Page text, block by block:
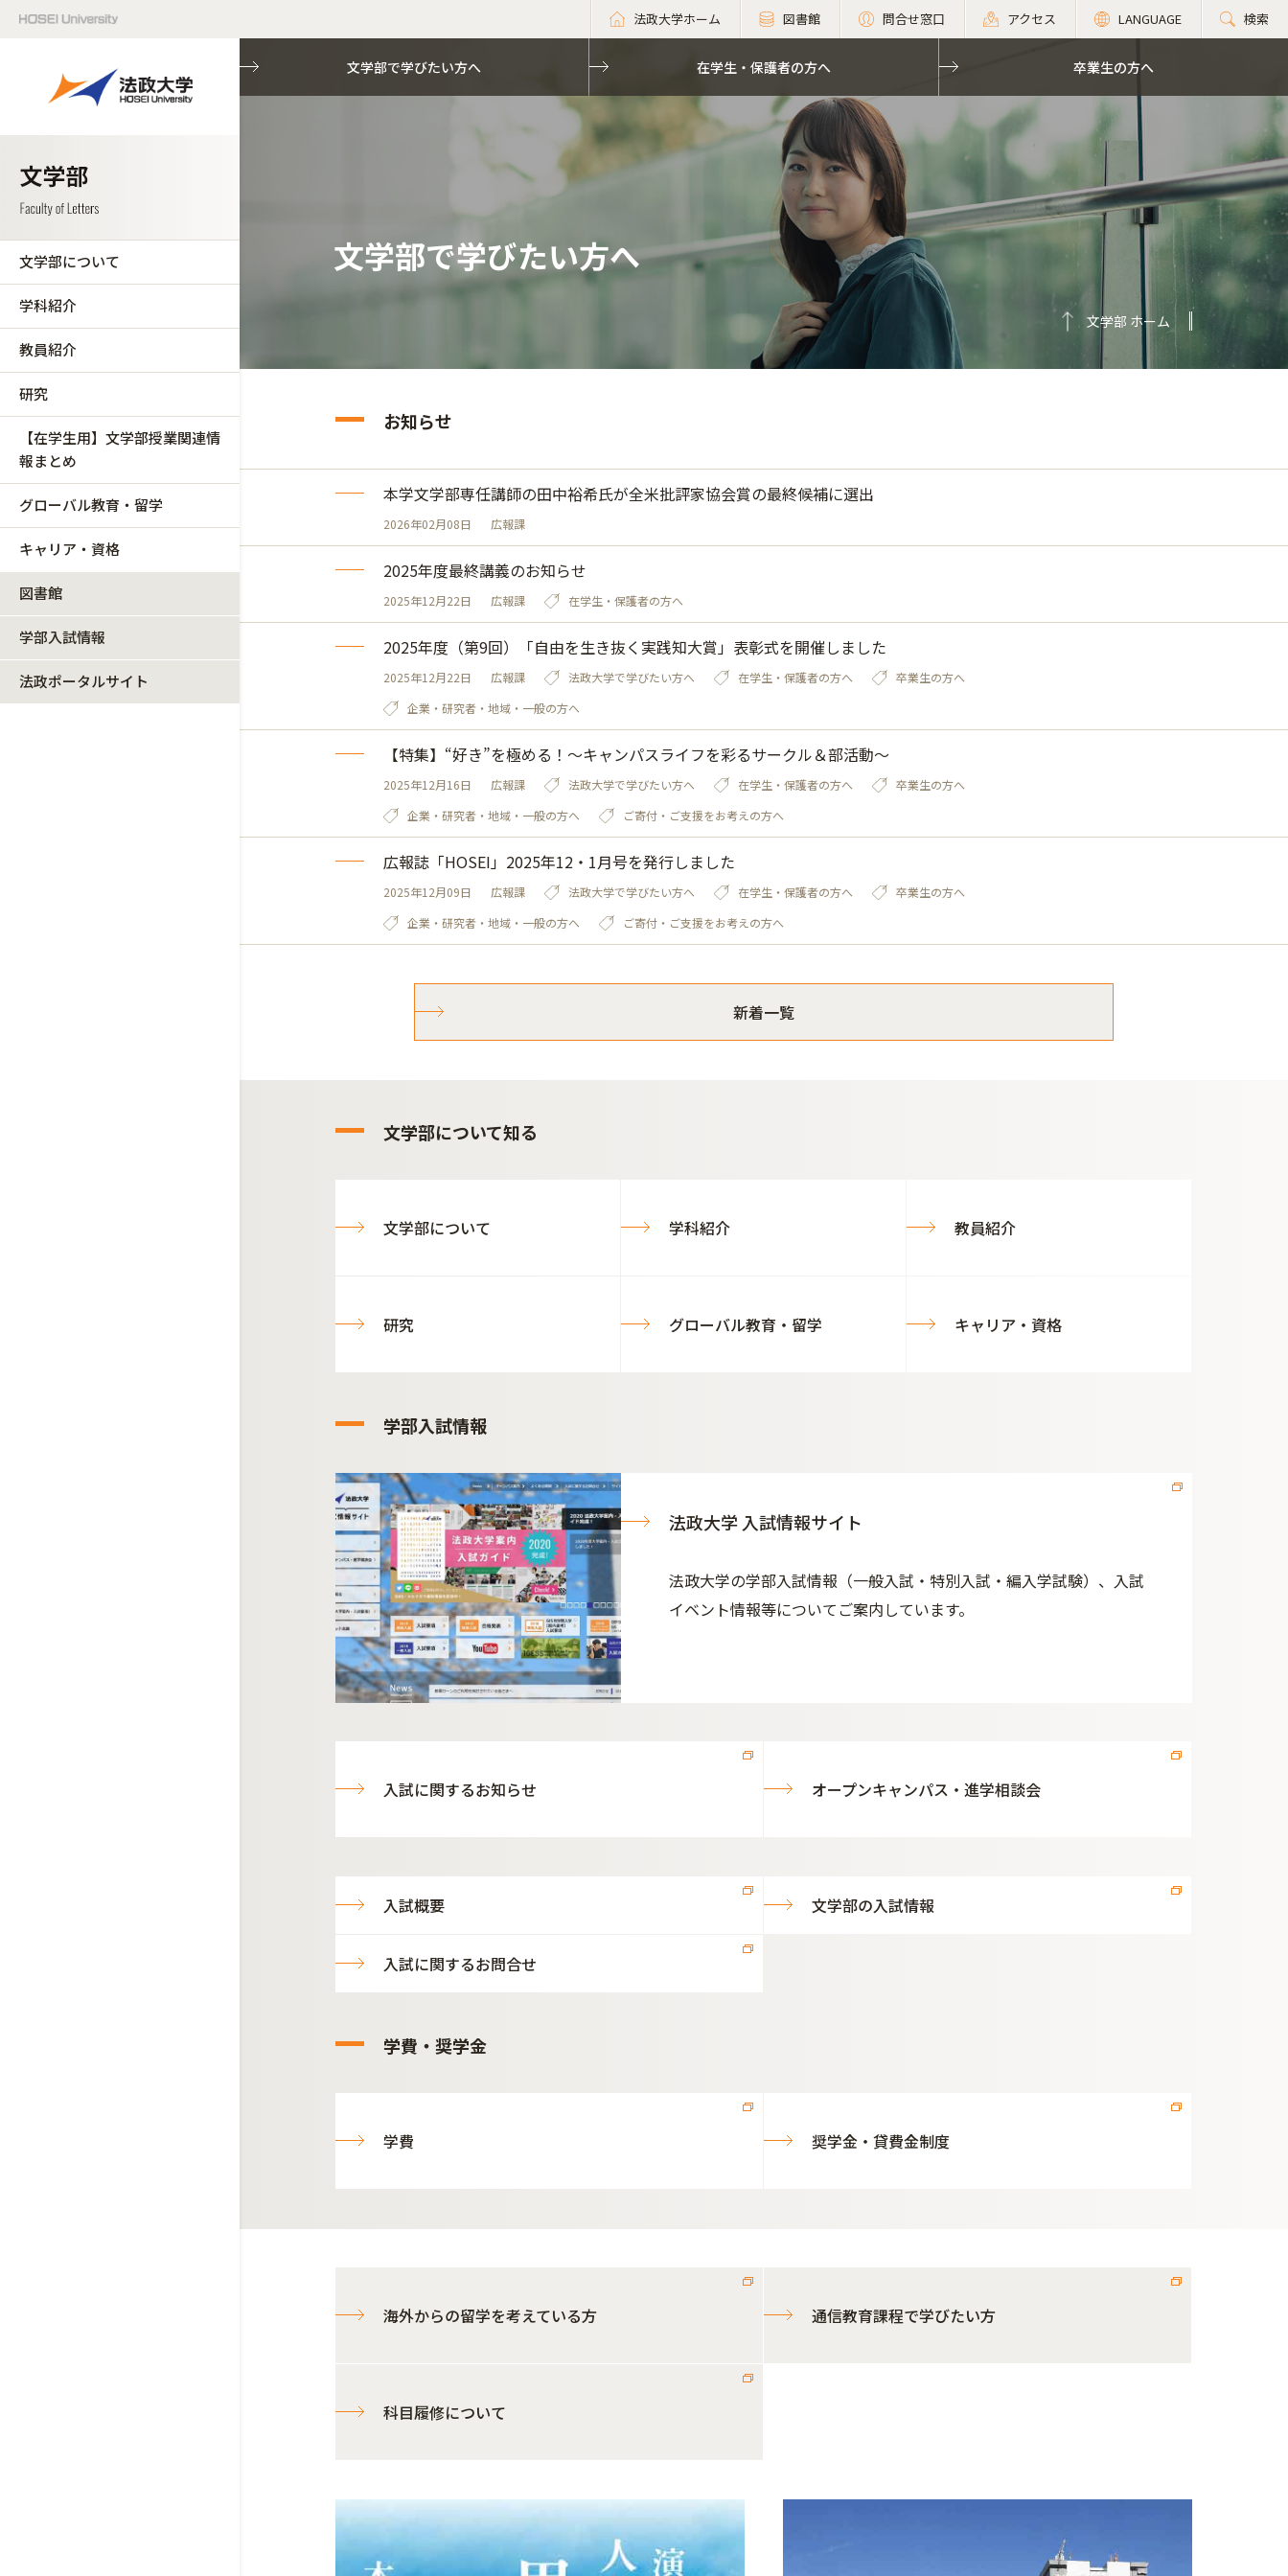
法政大学ホーム 図書館 問合せ窓口 アクセス LANGUAGE 検索
文学部について
学科紹介
教員紹介
研究
【在学生用】文学部授業関連情
報まとめ
グローバル教育・留学
キャリア・資格
図書館
学部入試情報
法政ポータルサイト
文学部で学びたい方へ 在学生・保護者の方へ 卒業生の方へ
文学部で学びたい方へ
文学部 ホーム
お知らせ
本学文学部専任講師の田中裕希氏が全米批評家協会賞の最終候補に選出
2026年02月08日 広報課
2025年度最終講義のお知らせ
2025年12月22日 広報課 在学生・保護者の方へ
2025年度（第9回）「自由を生き抜く実践知大賞」表彰式を開催しました
2025年12月22日 広報課 法政大学で学びたい方へ 在学生・保護者の方へ
卒業生の方へ
企業・研究者・地域・一般の方へ
【特集】“好き”を極める！～キャンパスライフを彩るサークル＆部活動～
2025年12月16日 広報課 法政大学で学びたい方へ 在学生・保護者の方へ
卒業生の方へ
企業・研究者・地域・一般の方へ
ご寄付・ご支援をお考えの方へ
広報誌「HOSEI」2025年12・1月号を発行しました
2025年12月09日 広報課 法政大学で学びたい方へ 在学生・保護者の方へ
卒業生の方へ
企業・研究者・地域・一般の方へ
ご寄付・ご支援をお考えの方へ
新着一覧
文学部について知る
文学部について 学科紹介 教員紹介
研究 グローバル教育・留学 キャリア・資格
学部入試情報
法政大学 入試情報サイト
法政大学の学部入試情報（一般入試・特別入試・編入学試験）、入試
イベント情報等についてご案内しています。
入試に関するお知らせ オープンキャンパス・進学相談会
入試概要 文学部の入試情報
入試に関するお問合せ
学費・奨学金
学費 奨学金・貸費金制度
海外からの留学を考えている方 通信教育課程で学びたい方
科目履修について